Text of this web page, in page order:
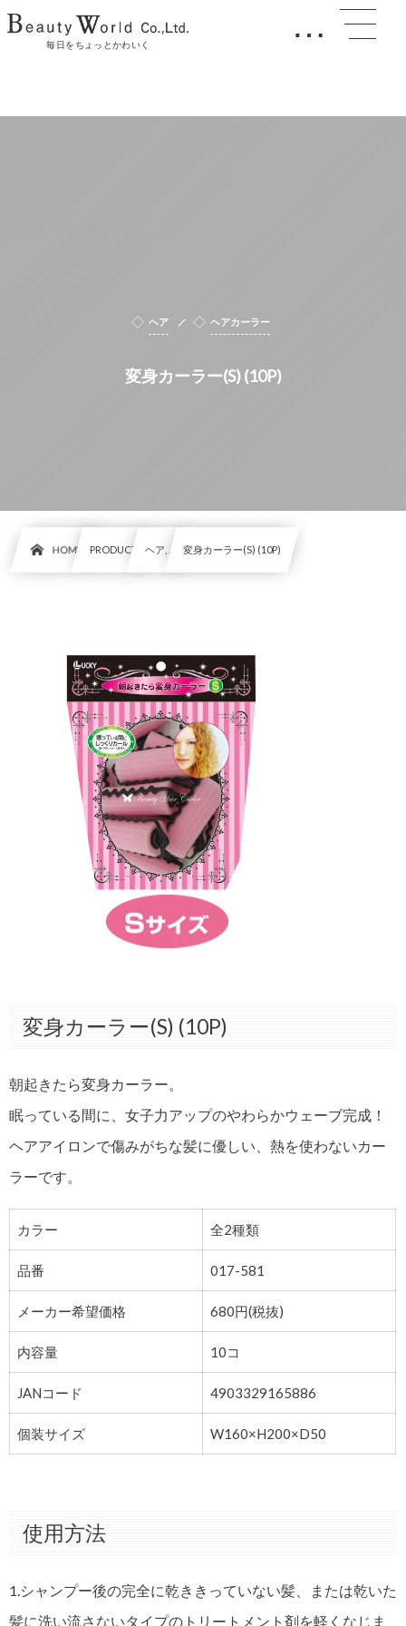
毎日をちょっとかわいく …
ヘア ヘアカーラー
変身カーラー(S) (10P)
HOME PRODUCT ヘア, … 変身カーラー(S) (10P)
変身カーラー(S) (10P)
朝起きたら変身カーラー。
眠っている間に、女子力アップのやわらかウェーブ完成！
ヘアアイロンで傷みがちな髪に優しい、熱を使わないカー
ラーです。
カラー 全2種類
品番 017-581
メーカー希望価格 680円(税抜)
内容量 10コ
JANコード 4903329165886
個装サイズ W160×H200×D50
使用方法
1.シャンプー後の完全に乾ききっていない髪、または乾いた
髪に洗い流さないタイプのトリートメント剤を軽くなじま